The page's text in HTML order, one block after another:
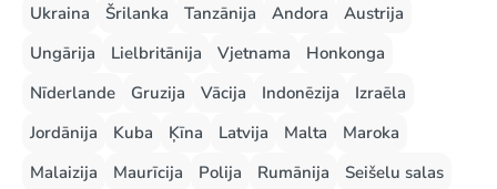
Ukraina
Šrilanka Tanzānija Andora
Austrija
Ungārija
Lielbritānija Vjetnama
Honkonga
Nīderlande
Gruzija Vācija Indonēzija
Izraēla
Jordānija
Kuba Ķīna Latvija Malta
Maroka
Malaizija
Maurīcija Polija Rumānija
Seišelu salas